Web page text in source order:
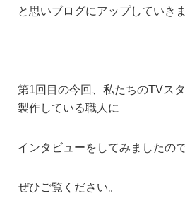
と思いブログにアップしていきま
第1回目の今回、私たちのTVス
製作している職人に
インタビューをしてみましたの
ぜひご覧ください。